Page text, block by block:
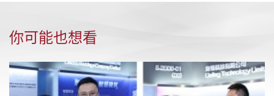
你可能也想看